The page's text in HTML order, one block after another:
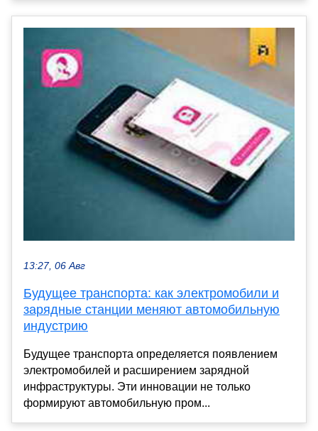
13:27, 06 Авг
Будущее транспорта: как электромобили и
зарядные станции меняют автомобильную
индустрию
Будущее транспорта определяется появлением
электромобилей и расширением зарядной
инфраструктуры. Эти инновации не только
формируют автомобильную пром...